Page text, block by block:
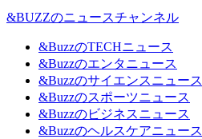
&BUZZのニュースチャンネル
&BuzzのTECHニュース
&Buzzのエンタニュース
&Buzzのサイエンスニュース
&Buzzのスポーツニュース
&Buzzのビジネスニュース
&Buzzのヘルスケアニュース